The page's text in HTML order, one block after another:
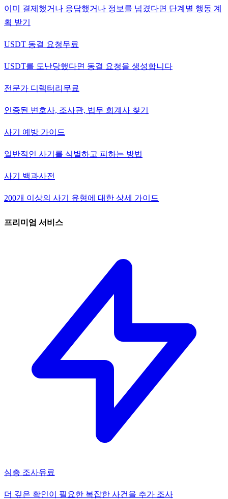
이미 결제했거나 응답했거나 정보를 넘겼다면 단계별 행동 계
획 받기
USDT 동결 요청무료
USDT를 도난당했다면 동결 요청을 생성합니다
전문가 디렉터리 무료
인증된 변호사, 조사관, 법무 회계사 찾기
사기 예방 가이드
일반적인 사기를 식별하고 피하는 방법
사기 백과사전
200개 이상의 사기 유형에 대한 상세 가이드
프리미엄 서비스
심층 조사유료
더 깊은 확인이 필요한 복잡한 사건을 추가 조사